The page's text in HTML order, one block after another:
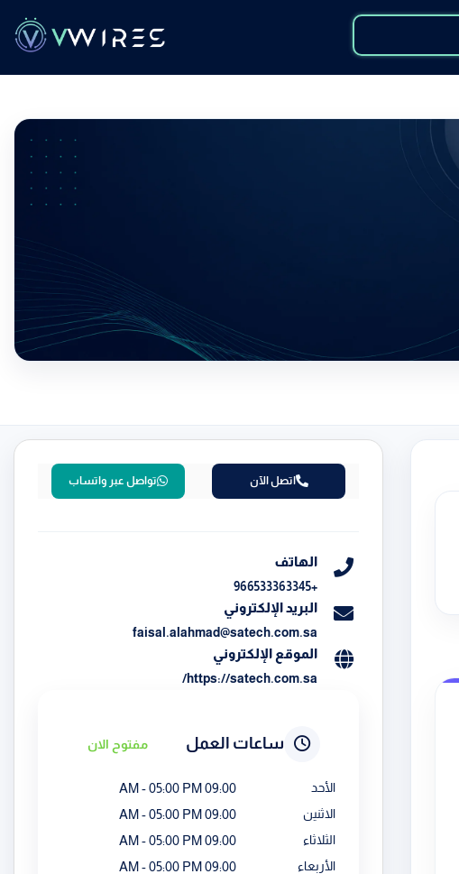
اتصل الآن تواصل عبر واتساب
الهاتف
+966533363345
البريد الإلكتروني
faisal.alahmad@satech.com.sa
الموقع الإلكتروني
https://satech.com.sa/
ساعات العمل مفتوح الان
الأحد 09:00 AM - 05:00 PM
الاثنين 09:00 AM - 05:00 PM
الثلاثاء 09:00 AM - 05:00 PM
الأربعاء 09:00 AM - 05:00 PM